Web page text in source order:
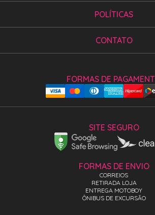
POLÍTICAS
CONTATO
SITE SEGURO
FORMAS DE
FORMAS DE ENVIO
CORREIOS
RETIRADA LOJA
ENTREGA MOTOBOY
ÔNIBUS DE EXCURSÃO